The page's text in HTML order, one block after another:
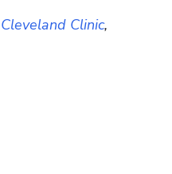
Cleveland Clinic,